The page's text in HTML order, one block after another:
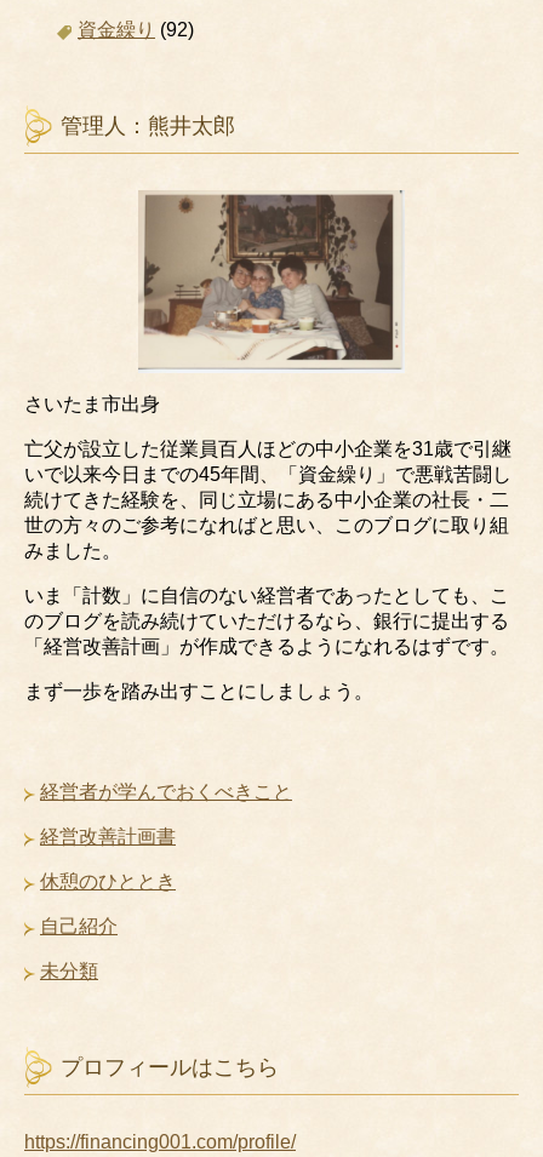
資金繰り (92)
管理人：熊井太郎
さいたま市出身
亡父が設立した従業員百人ほどの中小企業を31歳で引継
いで以来今日までの45年間、「資金繰り」で悪戦苦闘し
続けてきた経験を、同じ立場にある中小企業の社長・二
世の方々のご参考になればと思い、このブログに取り組
みました。
いま「計数」に自信のない経営者であったとしても、こ
のブログを読み続けていただけるなら、銀行に提出する
「経営改善計画」が作成できるようになれるはずです。
まず一歩を踏み出すことにしましょう。
経営者が学んでおくべきこと
経営改善計画書
休憩のひととき
自己紹介
未分類
プロフィールはこちら
https://financing001.com/profile/